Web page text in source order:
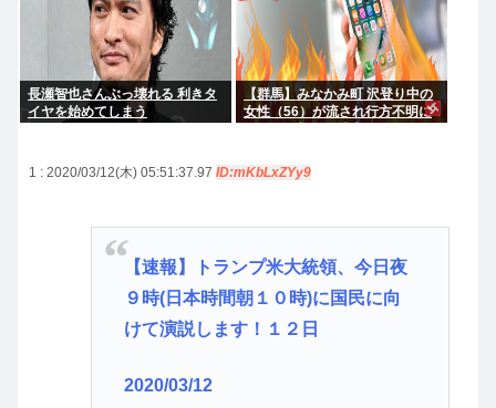
長瀬智也さんぶっ壊れる 利きタ
イヤを始めてしまう
【群馬】みなかみ町 沢登り中の
女性（56）が流され行方不明に
1 : 2020/03/12(木) 05:51:37.97 ID:mKbLxZYy9
【速報】トランプ米大統領、今日夜
９時(日本時間朝１０時)に国民に向
けて演説します！１２日
2020/03/12